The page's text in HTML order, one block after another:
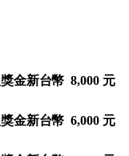
獎金新台幣 8,000 元
獎金新台幣 6,000 元